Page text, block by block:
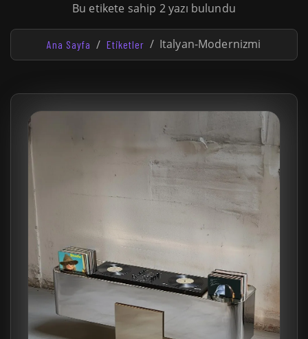
Bu etikete sahip 2 yazı bulundu
Ana Sayfa Etiketler Italyan-Modernizmi